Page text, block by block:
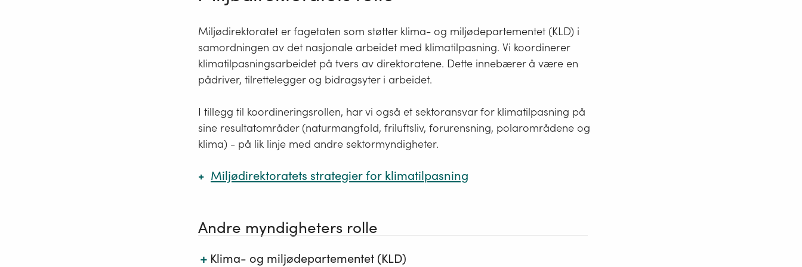
​Miljødirektoratet er fagetaten som støtter klima- og miljødepartementet (KLD) i
samordningen av det nasjonale arbeidet med klimatilpasning. Vi koordinerer
klimatilpasningsarbeidet på tvers av direktoratene. Dette innebærer å være en
pådriver, tilrettelegger og bidragsyter i arbeidet.
I tillegg til koordineringsrollen, har vi også et sektoransvar for klimatilpasning på
sine resultatområder (naturmangfold, friluftsliv, forurensning, polarområdene og
klima) - på lik linje med andre sektormyndigheter. ​
Miljødirektoratets strategier for klimatilpasning
Miljødirektoratets strategier for klimatilpasning
Strategi for Miljødirektoratets koordinering av det nasjonale
Andre myndigheters rolle
+ Klima- og miljødepartementet (KLD)